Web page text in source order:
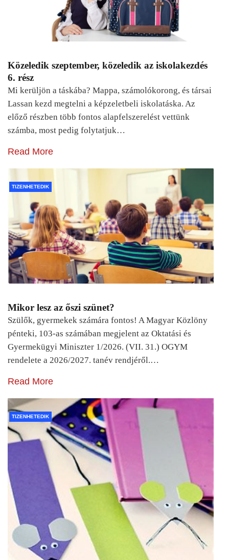
Közeledik szeptember, közeledik az iskolakezdés
6. rész
Mi kerüljön a táskába? Mappa, számolókorong, és társai
Lassan kezd megtelni a képzeletbeli iskolatáska. Az
előző részben több fontos alapfelszerelést vettünk
számba, most pedig folytatjuk…
Read More
TIZENHETEDIK
Mikor lesz az őszi szünet?
Szülők, gyermekek számára fontos! A Magyar Közlöny
pénteki, 103-as számában megjelent az Oktatási és
Gyermekügyi Miniszter 1/2026. (VII. 31.) OGYM
rendelete a 2026/2027. tanév rendjéről.…
Read More
TIZENHETEDIK